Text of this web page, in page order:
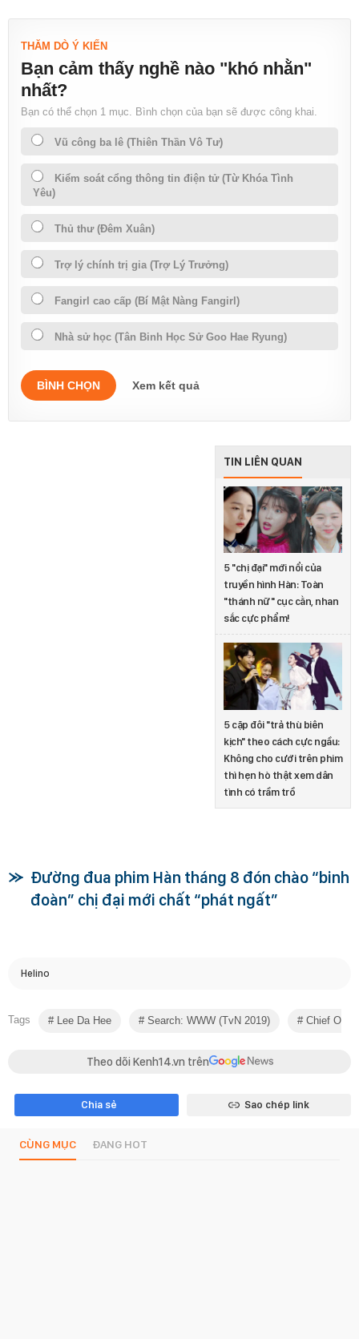
THĂM DÒ Ý KIẾN
Bạn cảm thấy nghề nào "khó nhằn"
nhất?
Bạn có thể chọn 1 mục. Bình chọn của bạn sẽ được công khai.
Vũ công ba lê (Thiên Thần Vô Tư)
Kiểm soát cổng thông tin điện tử (Từ Khóa Tình
Yêu)
Thủ thư (Đêm Xuân)
Trợ lý chính trị gia (Trợ Lý Trưởng)
Fangirl cao cấp (Bí Mật Nàng Fangirl)
Nhà sử học (Tân Binh Học Sử Goo Hae Ryung)
BÌNH CHỌN Xem kết quả
TIN LIÊN QUAN
5 "chị đại" mới nổi của
truyền hình Hàn: Toàn
"thánh nữ" cục cằn, nhan
sắc cực phẩm!
5 cặp đôi "trả thù biên
kịch" theo cách cực ngầu:
Không cho cưới trên phim
thì hẹn hò thật xem dân
tình có trầm trồ
Đường đua phim Hàn tháng 8 đón chào “binh
đoàn” chị đại mới chất “phát ngất”
Helino
Tags Lee Da Hee Search: WWW (tvN 2019) Chief Of
Theo dõi Kenh14.vn trên
Chia sẻ Sao chép link
CÙNG MỤC ĐANG HOT